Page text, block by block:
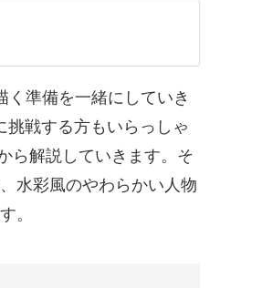
な作業は必要ありません
く準備を一緒にしていき
挑戦する方もいらっしゃ
ら解説していきます。そ
水彩風のやわらかい人物
。